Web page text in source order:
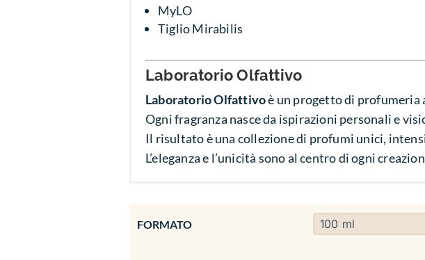
MyLO
Tiglio Mirabilis
Laboratorio Olfattivo
Laboratorio Olfattivoè un progetto di profumeria
Ogni fragranza nasce da ispirazioni personali e
Il risultato è una collezione di profumi unici,
L’eleganza e l’unicità sono al centro di ogni
FORMATO